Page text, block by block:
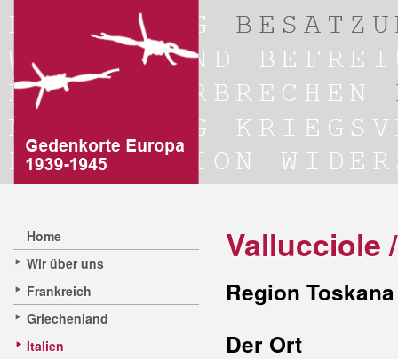
Home
Wir über uns
Frankreich
Griechenland
Italien
Vallucciole
Region
Der Ort